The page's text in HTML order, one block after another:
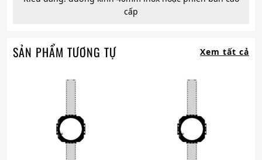
cấp
SẢN PHẨM TƯƠNG TỰ Xem tất cả